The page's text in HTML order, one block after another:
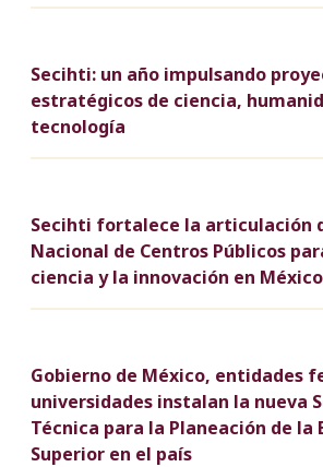
Secihti: un año impulsando
estratégicos de ciencia,
tecnología
Secihti fortalece la articulación
Nacional de Centros Públicos
ciencia y la innovación en México
Gobierno de México, entidades
universidades instalan la nueva
Técnica para la Planeación de la
Superior en el país